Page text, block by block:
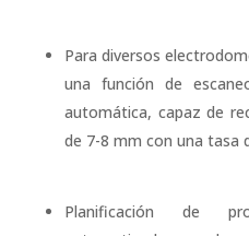
Para diversos
una función de
automática, capaz de
de 7-8 mm con una tasa
Planificación de